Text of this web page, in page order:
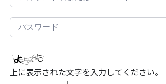
上に表示された文字を入力してください。